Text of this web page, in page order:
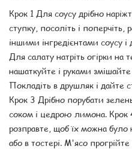
Крок 1 Для соусу дрібно
ступку, посоліть і поперчіть,
іншими інгредієнтами соусу
Для салату натріть огірки на
нашаткуйте і руками
Покладіть в друшляк і дайте
Крок 3 Дрібно порубати
соком і цедрою лимона. Крок
розправте, щоб їх можна було
або в тостері. М'ясо